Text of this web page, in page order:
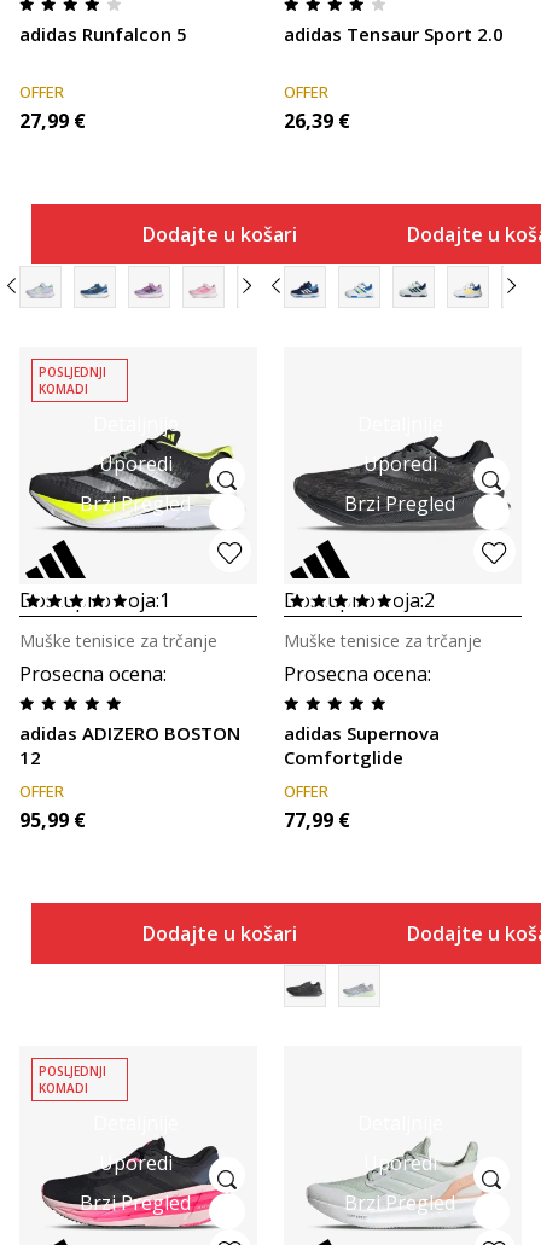
adidas Runfalcon 5
OFFER
27,99 €
Dodajte u košaricu
adidas Tensaur Sport 2.0
OFFER
26,39 €
Dodajte u
Detaljnije
Uporedi
Brzi Pregled
POSLJEDNJI
KOMADI
Dostupno boja:1
Prosecna ocena:
adidas ADIZERO BOSTON
12
Muške tenisice za trčanje
OFFER
95,99 €
Dodajte u košaricu
Uporedi
Brzi Pregled
Dostupno boja:2
Prosecna ocena:
adidas Supernova
Comfortglide
Muške tenisice za trčanje
OFFER
77,99 €
Dodajte u
Uporedi
Brzi Pregled
POSLJEDNJI
KOMADI
Uporedi
Brzi Pregled